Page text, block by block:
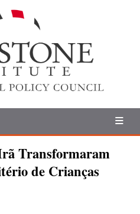
Transformaram
de Crianças